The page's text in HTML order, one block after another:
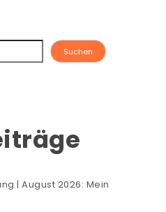
Suchen
| August 2026: Mein